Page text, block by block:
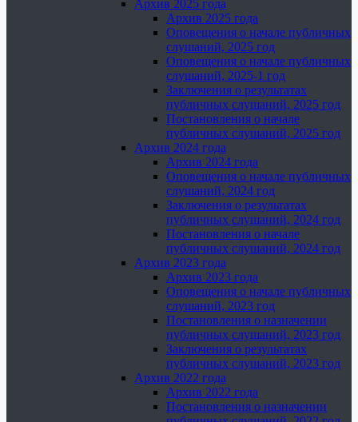
Архив 2025 года
Архив 2025 года
Оповещения о начале публичных
слушаний, 2025 год
Оповещения о начале публичных
слушаний, 2025-1 год
Заключения о результатах
публичных слушаний, 2025 год
Постановления о начале
публичных слушаний, 2025 год
Архив 2024 года
Архив 2024 года
Оповещения о начале публичных
слушаний, 2024 год
Заключения о результатах
публичных слушаний, 2024 год
Постановления о начале
публичных слушаний, 2024 год
Архив 2023 года
Архив 2023 года
Оповещения о начале публичных
слушаний, 2023 год
Постановления о назначении
публичных слушаний, 2023 год
Заключения о результатах
публичных слушаний, 2023 год
Архив 2022 года
Архив 2022 года
Постановления о назначении